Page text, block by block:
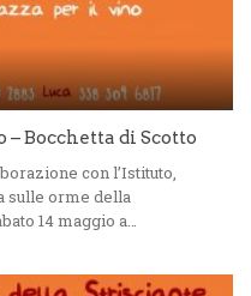
Bocchetta di Scotto
con l’Istituto,
sulle orme della
14 maggio a…